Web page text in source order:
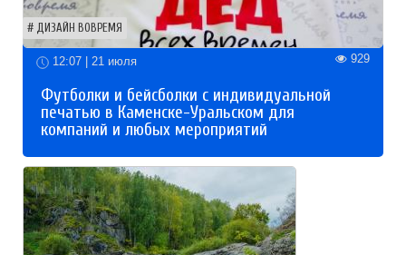
ДИЗАЙН ВОВРЕМЯ
12:07 | 21 июля 929
Футболки и бейсболки с индивидуальной
печатью в Каменске-Уральском для
компаний и любых мероприятий